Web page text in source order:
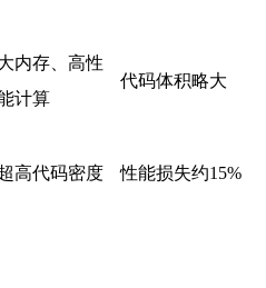
内存、高性
计算
代码体积略大
高代码密度 性能损失约15%